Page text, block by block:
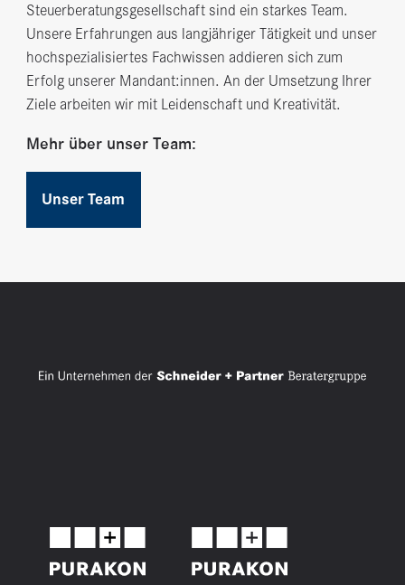
Steuerberatungsgesellschaft sind ein starkes Team.
Unsere Erfahrungen aus langjähriger Tätigkeit und unser
hochspezialisiertes Fachwissen addieren sich zum
Erfolg unserer Mandant:innen. An der Umsetzung Ihrer
Ziele arbeiten wir mit Leidenschaft und Kreativität.
Mehr über unser Team:
Unser Team